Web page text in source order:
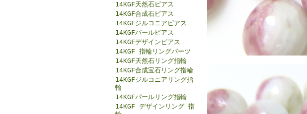
14KGF天然石ピアス
14KGF合成石ピアス
14KGFジルコニアピアス
14KGFパールピアス
14KGFデザインピアス
14KGF 指輪リングパーツ
14KGF天然石リング指輪
14KGF合成宝石リング指輪
14KGFジルコニアリング指
輪
14KGFパールリング指輪
14KGF デザインリング 指